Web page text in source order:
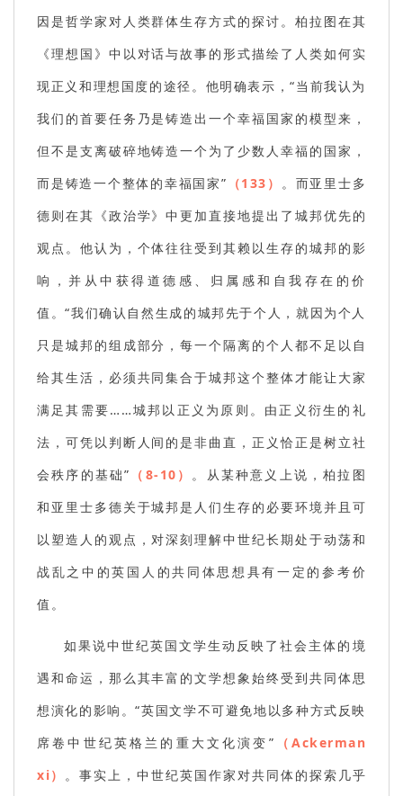
因是哲学家对人类群体生存方式的探讨。柏拉图在其
《理想国》中以对话与故事的形式描绘了人类如何实
现正义和理想国度的途径。他明确表示，“当前我认为
我们的首要任务乃是铸造出一个幸福国家的模型来，
但不是支离破碎地铸造一个为了少数人幸福的国家，
而是铸造一个整体的幸福国家” （133）
。而亚里士多
德则在其《政治学》中更加直接地提出了城邦优先的
观点。他认为，个体往往受到其赖以生存的城邦的影
响，并从中获得道德感、归属感和自我存在的价
值。“我们确认自然生成的城邦先于个人，就因为个人
只是城邦的组成部分，每一个隔离的个人都不足以自
给其生活，必须共同集合于城邦这个整体才能让大家
满足其需要……城邦以正义为原则。由正义衍生的礼
法，可凭以判断人间的是非曲直，正义恰正是树立社
会秩序的基础” （8-10） 。从某种意义上说，柏拉图
和亚里士多德关于城邦是人们生存的必要环境并且可
以塑造人的观点，对深刻理解中世纪长期处于动荡和
战乱之中的英国人的共同体思想具有一定的参考价
值。
如果说中世纪英国文学生动反映了社会主体的境
遇和命运，那么其丰富的文学想象始终受到共同体思
想演化的影响。“英国文学不可避免地以多种方式反映
席卷中世纪英格兰的重大文化演变” （Ackerman
xi） 。事实上，中世纪英国作家对共同体的探索几乎